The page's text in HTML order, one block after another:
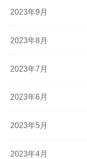
2023年9月
2023年8月
2023年7月
2023年6月
2023年5月
2023年4月